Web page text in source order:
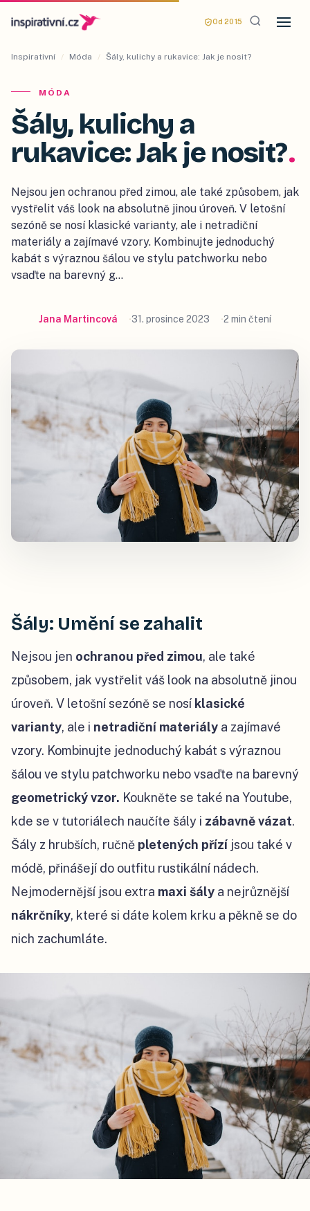
Od 2015
Inspirativní / Móda / Šály, kulichy a rukavice: Jak je nosit?
MÓDA
Šály, kulichy a
rukavice: Jak je nosit?.
Nejsou jen ochranou před zimou, ale také způsobem, jak
vystřelit váš look na absolutně jinou úroveň. V letošní
sezóně se nosí klasické varianty, ale i netradiční
materiály a zajímavé vzory. Kombinujte jednoduchý
kabát s výraznou šálou ve stylu patchworku nebo
vsaďte na barevný g…
Jana Martincová 31. prosince 2023 2 min čtení
Šály: Umění se zahalit
Nejsou jen ochranou před zimou, ale také
způsobem, jak vystřelit váš look na absolutně jinou
úroveň. V letošní sezóně se nosí klasické
varianty, ale i netradiční materiály a zajímavé
vzory. Kombinujte jednoduchý kabát s výraznou
šálou ve stylu patchworku nebo vsaďte na barevný
geometrický vzor. Koukněte se také na Youtube,
kde se v tutoriálech naučíte šály i zábavně vázat.
Šály z hrubších, ručně pletených přízí jsou také v
módě, přinášejí do outfitu rustikální nádech.
Nejmodernější jsou extra maxi šály a nejrůznější
nákrčníky, které si dáte kolem krku a pěkně se do
nich zachumláte.